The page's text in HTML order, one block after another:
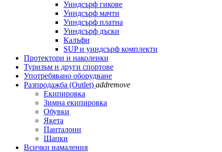
Уиндсърф гикове
Уиндсърф мачти
Уиндсърф платна
Уиндсърф дъски
Калъфи
SUP и уиндсърф комплекти
Протектори и наколенки
Туризъм и други спортове
Употребявано оборудване
Разпродажба (Outlet) addremove
Екипировка
Зимна екипировка
Обувки
Якета
Панталони
Шапки
Всички намаления